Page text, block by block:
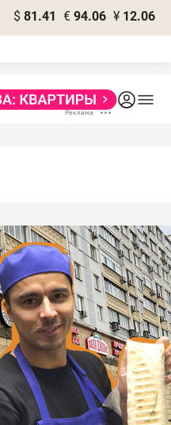
$ 81.41 € 94.06 ¥ 12.06